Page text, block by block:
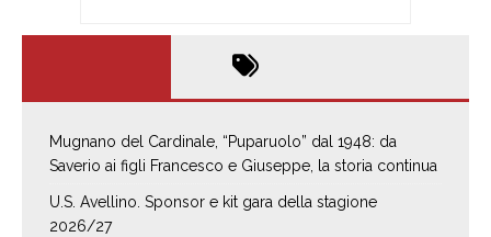
Mugnano del Cardinale, “Puparuolo” dal 1948: da
Saverio ai figli Francesco e Giuseppe, la storia continua
U.S. Avellino. Sponsor e kit gara della stagione
2026/27